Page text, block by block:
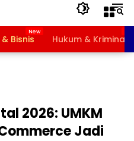
Bisnis Hukum & Kriminal
2026: UMKM
Jadi